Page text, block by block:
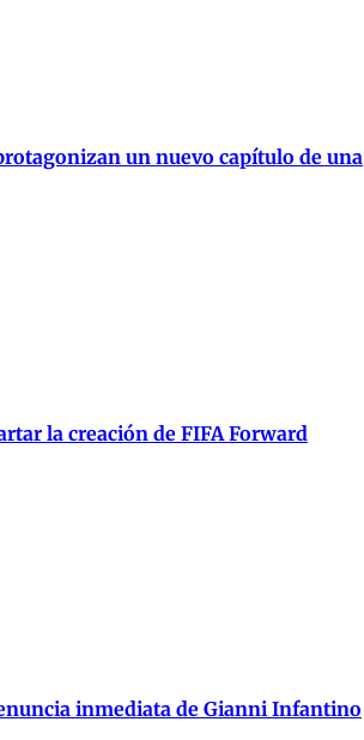
un nuevo capítulo de una
la creación de FIFA Forward
inmediata de Gianni Infantino